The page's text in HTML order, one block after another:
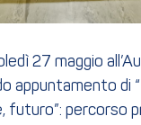
27 maggio
appuntamento di
futuro”: percorso